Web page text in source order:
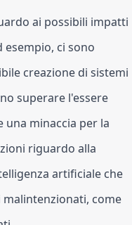
ai possibili impatti
esempio, ci sono
creazione di sistemi
superare l'essere
minaccia per la
riguardo alla
artificiale che
come